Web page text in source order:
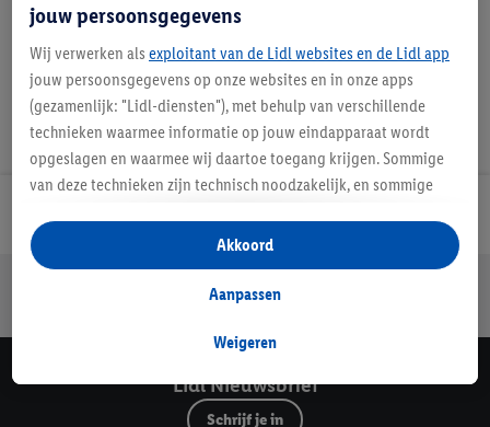
Veilig winkelen
Lidl Nieuwsbrief
Schrijf je in
jouw persoonsgegevens
Wij verwerken als exploitant van de Lidl websites en de Lidl app
jouw persoonsgegevens op onze websites en in onze apps
(gezamenlijk: "Lidl-diensten"), met behulp van verschillende
technieken waarmee informatie op jouw eindapparaat wordt
opgeslagen en waarmee wij daartoe toegang krijgen. Sommige
van deze technieken zijn technisch noodzakelijk, en sommige
opslaan van voorkeursinstellingen, het verzamelen en
analyseren van statistieken of voor het tonen van
gepersonaliseerde reclame binnen en buiten de Lidl-diensten.
gegevens over jouw aankoopgedrag in de winkel ook voor de
Als je hier toestemming geeft aan ons voor het personaliseren
van reclame en als je vervolgens een Lidl Plus-account
Weigeren
Aanpassen
Akkoord